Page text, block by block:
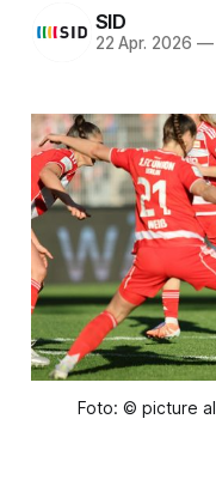
SID
22 Apr. 2026 —
Foto: © picture